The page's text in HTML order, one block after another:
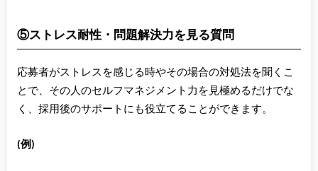
⑤ストレス耐性・問題解決力を見る質問
応募者がストレスを感じる時やその場合の対処法を聞くこ
とで、その人のセルフマネジメント力を見極めるだけでな
く、採用後のサポートにも役立てることができます。
(例)